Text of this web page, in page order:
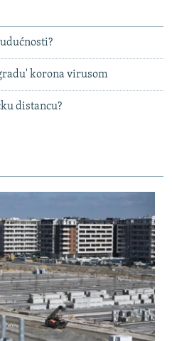
korona virusom
distancu?